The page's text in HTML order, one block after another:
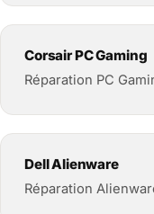
Corsair PC Gaming
Réparation PC
Dell Alienware
Réparation